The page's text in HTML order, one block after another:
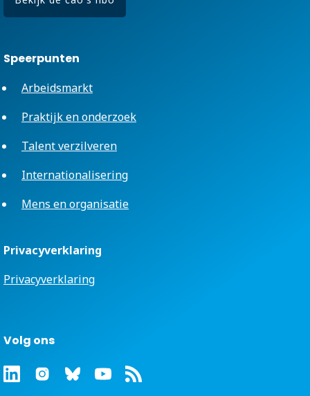
Speerpunten
Arbeidsmarkt
Praktijk en onderzoek
Talent verzilveren
Internationalisering
Mens en organisatie
Privacyverklaring
Privacyverklaring
Volg ons